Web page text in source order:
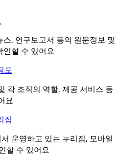
스, 연구보고서 등의 원문정보 및
인할 수 있어요
도
각 조직의 역할, 제공 서비스 등
요
집
운영하고 있는 누리집, 모바일
할 수 있어요